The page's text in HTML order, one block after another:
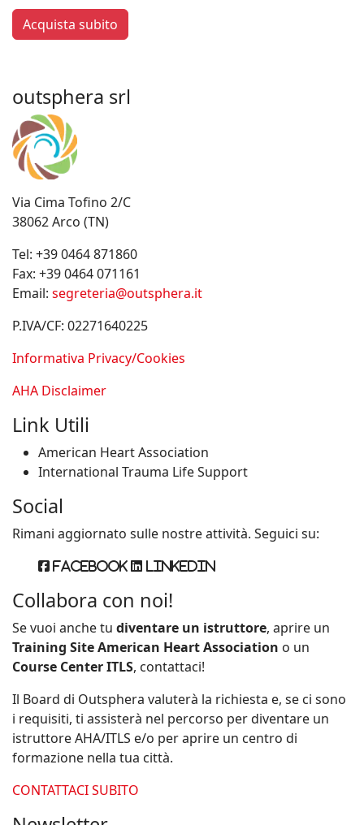
Acquista subito
outsphera srl
Via Cima Tofino 2/C
38062 Arco (TN)
Tel: +39 0464 871860
Fax: +39 0464 071161
Email: segreteria@outsphera.it
P.IVA/CF: 02271640225
Informativa Privacy/Cookies
AHA Disclaimer
Link Utili
American Heart Association
International Trauma Life Support
Social
Rimani aggiornato sulle nostre attività. Seguici su:
Facebook Linkedin
Collabora con noi!
Se vuoi anche tu diventare un istruttore, aprire un
Training Site American Heart Association o un
Course Center ITLS, contattaci!
Il Board di Outsphera valuterà la richiesta e, se ci sono
i requisiti, ti assisterà nel percorso per diventare un
istruttore AHA/ITLS e/o per aprire un centro di
formazione nella tua città.
CONTATTACI SUBITO